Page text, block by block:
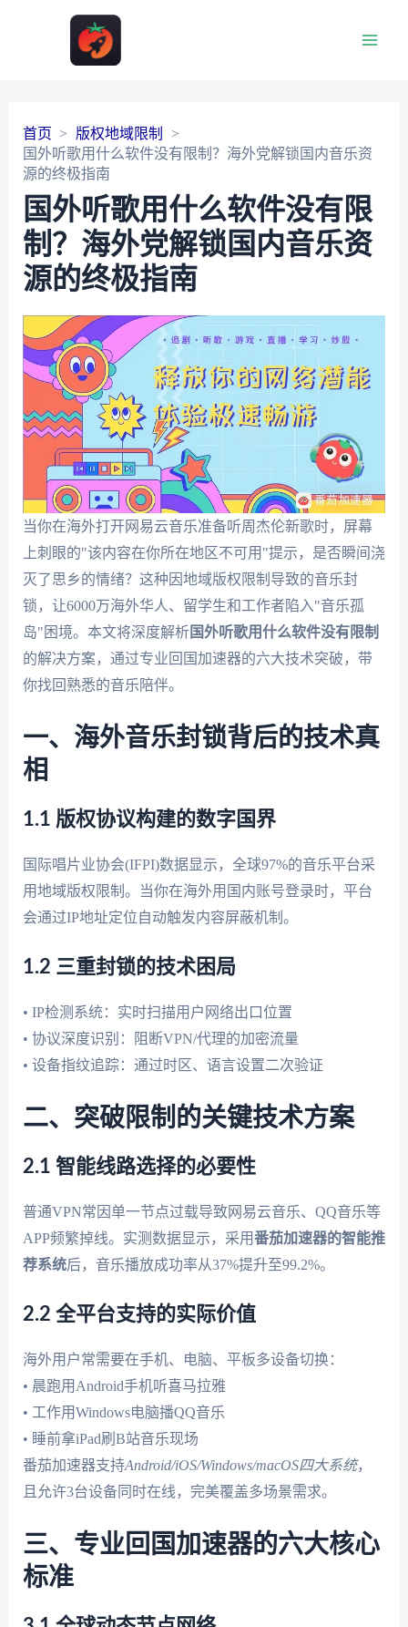
首页
版权地域限制
国外听歌用什么软件没有限制？海外党解锁国内音乐资
源的终极指南
国外听歌用什么软件没有限
制？海外党解锁国内音乐资
源的终极指南
当你在海外打开网易云音乐准备听周杰伦新歌时，屏幕
上刺眼的"该内容在你所在地区不可用"提示，是否瞬间浇
灭了思乡的情绪？这种因地域版权限制导致的音乐封
锁，让6000万海外华人、留学生和工作者陷入"音乐孤
岛"困境。本文将深度解析国外听歌用什么软件没有限制
的解决方案，通过专业回国加速器的六大技术突破，带
你找回熟悉的音乐陪伴。
一、海外音乐封锁背后的技术真
相
1.1 版权协议构建的数字国界
国际唱片业协会(IFPI)数据显示，全球97%的音乐平台采
用地域版权限制。当你在海外用国内账号登录时，平台
会通过IP地址定位自动触发内容屏蔽机制。
1.2 三重封锁的技术困局
• IP检测系统：实时扫描用户网络出口位置
• 协议深度识别：阻断VPN/代理的加密流量
• 设备指纹追踪：通过时区、语言设置二次验证
二、突破限制的关键技术方案
2.1 智能线路选择的必要性
普通VPN常因单一节点过载导致网易云音乐、QQ音乐等
APP频繁掉线。实测数据显示，采用番茄加速器的智能推
荐系统后，音乐播放成功率从37%提升至99.2%。
2.2 全平台支持的实际价值
海外用户常需要在手机、电脑、平板多设备切换：
• 晨跑用Android手机听喜马拉雅
• 工作用Windows电脑播QQ音乐
• 睡前拿iPad刷B站音乐现场
番茄加速器支持Android/iOS/Windows/macOS四大系统，
且允许3台设备同时在线，完美覆盖多场景需求。
三、专业回国加速器的六大核心
标准